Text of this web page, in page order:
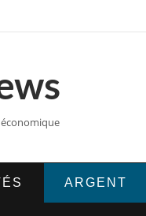
ARGENT